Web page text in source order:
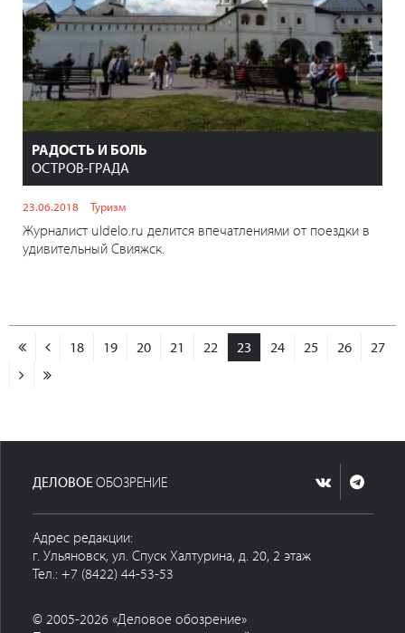
РАДОСТЬ И БОЛЬ
ОСТРОВ-ГРАДА
23.06.2018 Туризм
Журналист uldelo.ru делится впечатлениями от поездки в
удивительный Свияжск.
18 19 20 21 22 23 24 25 26 27
ДЕЛОВОЕ ОБОЗРЕНИЕ
Адрес редакции:
г. Ульяновск, ул. Спуск Халтурина, д. 20, 2 этаж
Тел.: +7 (8422) 44-53-53
© 2005-2026 «Деловое обозрение»